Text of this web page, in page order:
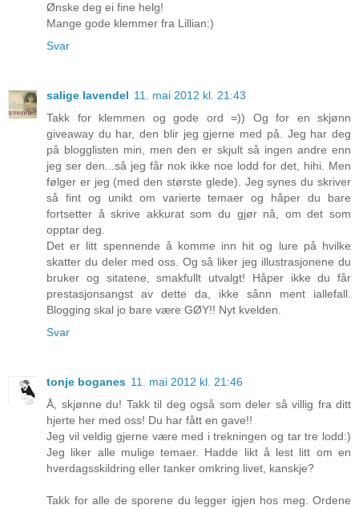
Ønske deg ei fine helg!
Mange gode klemmer fra Lillian:)
Svar
salige lavendel 11. mai 2012 kl. 21:43
Takk for klemmen og gode ord =)) Og for en skjønn
giveaway du har, den blir jeg gjerne med på. Jeg har deg
på blogglisten min, men den er skjult så ingen andre enn
jeg ser den...så jeg får nok ikke noe lodd for det, hihi. Men
følger er jeg (med den største glede). Jeg synes du skriver
så fint og unikt om varierte temaer og håper du bare
fortsetter å skrive akkurat som du gjør nå, om det som
opptar deg.
Det er litt spennende å komme inn hit og lure på hvilke
skatter du deler med oss. Og så liker jeg illustrasjonene du
bruker og sitatene, smakfullt utvalgt! Håper ikke du får
prestasjonsangst av dette da, ikke sånn ment iallefall.
Blogging skal jo bare være GØY!! Nyt kvelden.
Svar
tonje boganes 11. mai 2012 kl. 21:46
Å, skjønne du! Takk til deg også som deler så villig fra ditt
hjerte her med oss! Du har fått en gave!!
Jeg vil veldig gjerne være med i trekningen og tar tre lodd:)
Jeg liker alle mulige temaer. Hadde likt å lest litt om en
hverdagsskildring eller tanker omkring livet, kanskje?
Takk for alle de sporene du legger igjen hos meg. Ordene